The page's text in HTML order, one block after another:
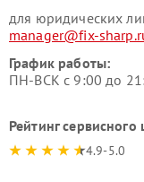
для юридических
manager@fix-
График работы:
ПН-ВСК с 9:00 до
Рейтинг сервисного
4.9-5.0